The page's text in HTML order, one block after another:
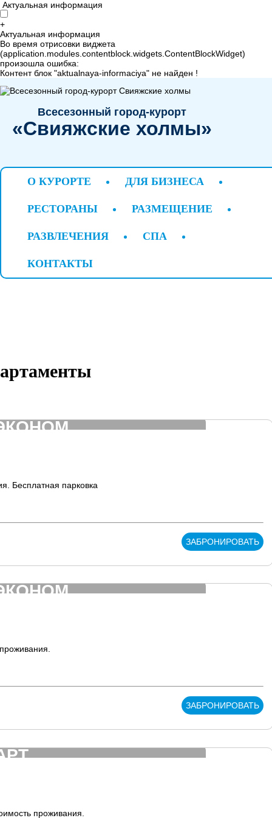
Актуальная информация
+
Актуальная информация
Во время отрисовки виджета
(application.modules.contentblock.widgets.ContentBlockWidget)
произошла ошибка:
Контент блок "aktualnaya-informaciya" не найден !
Всесезонный город-курорт
«Свияжские холмы»
+7 843 221 66 11
Горячая линия
Татарстан, Верхнеуслонский район, дер. Савино
О КУРОРТЕ ДЛЯ БИЗНЕСА
РЕСТОРАНЫ РАЗМЕЩЕНИЕ
РАЗВЛЕЧЕНИЯ СПА
КОНТАКТЫ
система онлайн-бронирования
Бесплатная парковка
ЗАБРОНИРОВАТЬ
ЗАБРОНИРОВАТЬ
проживания.